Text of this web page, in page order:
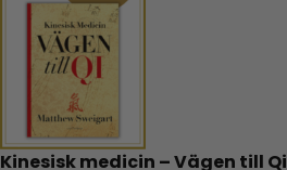
Kinesisk medicin – Vägen till Qi